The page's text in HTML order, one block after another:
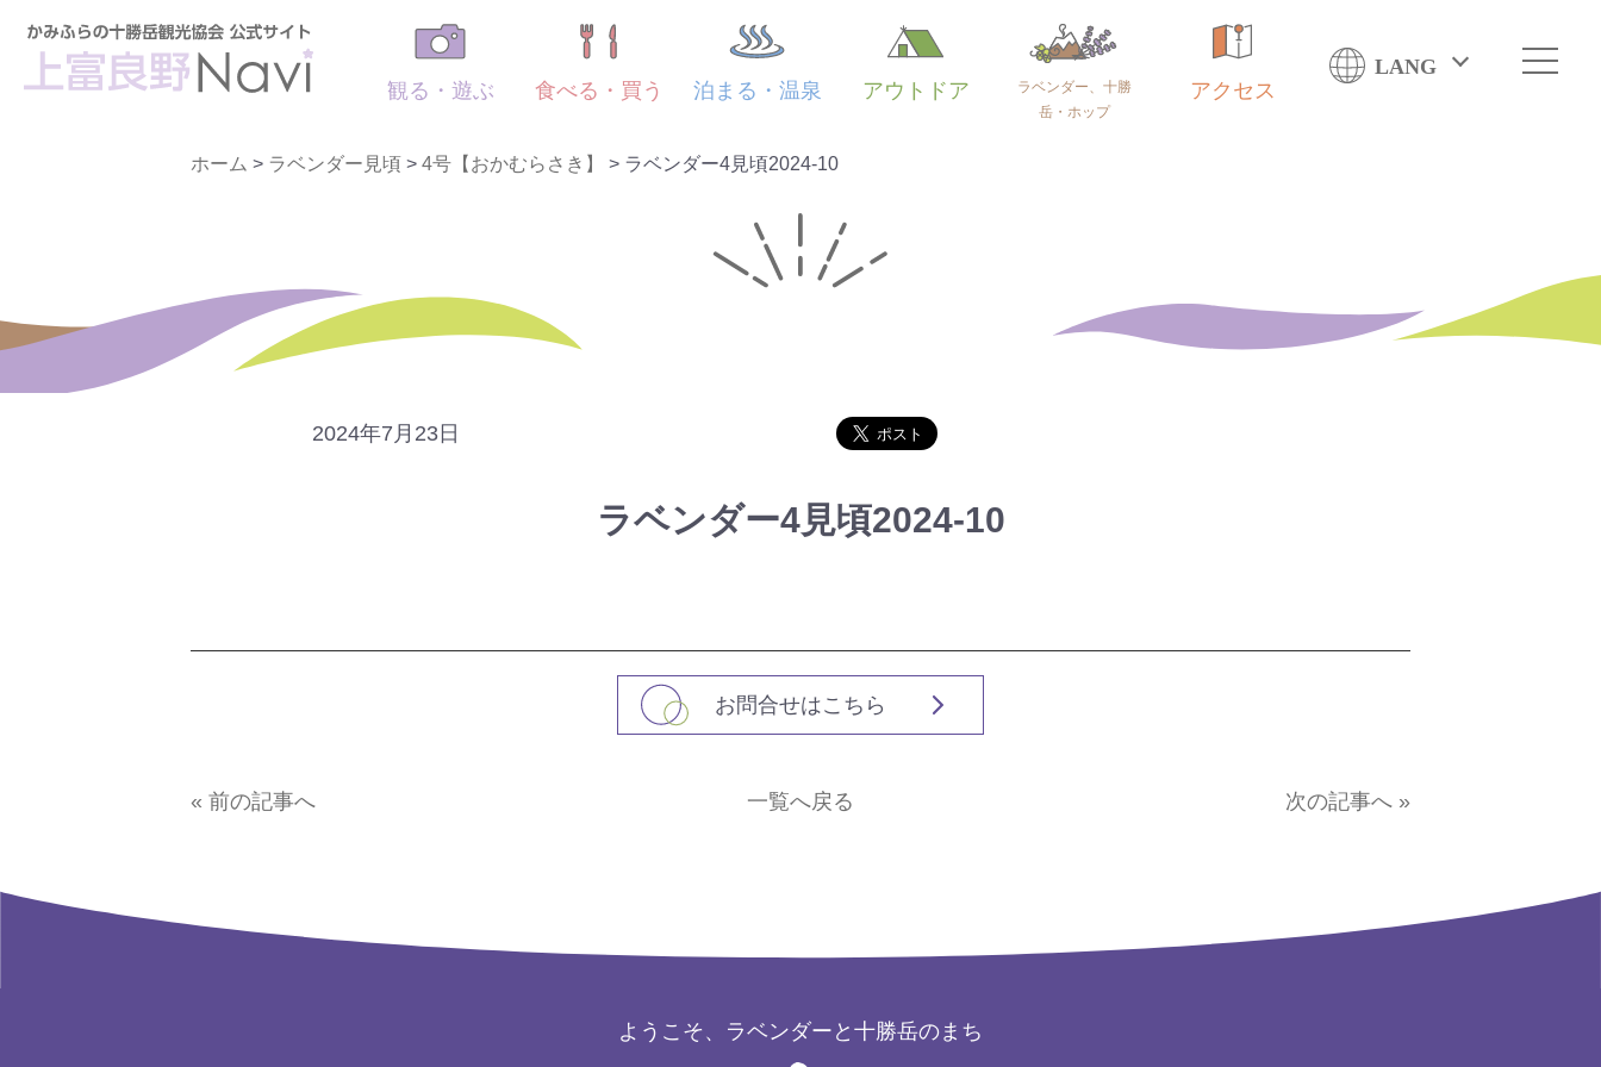
観る・遊ぶ 食べる・買う 泊まる・温泉 アウトドア
ラベンダー、十勝
岳・ホップ
アクセス
LANG
ホーム > ラベンダー見頃 > 4号【おかむらさき】 > ラベンダー4見頃2024-10
2024年7月23日
ラベンダー4見頃2024-10
お問合せはこちら
« 前の記事へ 一覧へ戻る 次の記事へ »
ようこそ、ラベンダーと十勝岳のまち